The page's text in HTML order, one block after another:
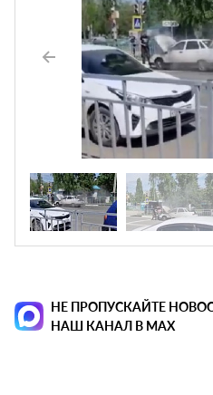
НЕ ПРОПУСКАЙТЕ
НАШ КАНАЛ В MAX